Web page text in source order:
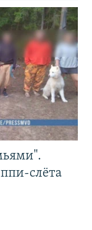
слёта